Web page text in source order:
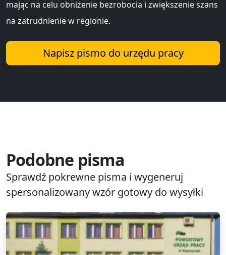
mając na celu obniżenie bezrobocia i zwiększenie szans
na zatrudnienie w regionie.
Napisz pismo do urzędu pracy
Podobne pisma
Sprawdź pokrewne pisma i wygeneruj
spersonalizowany wzór gotowy do wysyłki